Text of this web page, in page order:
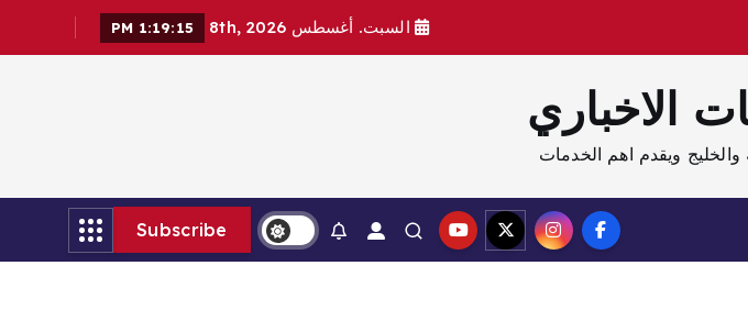
السبت. أغسطس 8th, 2026 1:19:16 PM
الاخباري
والخليج ويقدم اهم الخدمات
Subscribe